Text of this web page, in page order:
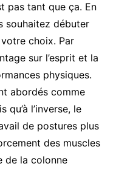
pas tant que ça. En
souhaitez débuter
choix. Par
sur l’esprit et la
physiques.
abordés comme
qu’à l’inverse, le
de postures plus
des muscles
de la colonne